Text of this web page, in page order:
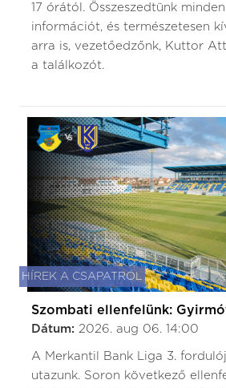
17 órától. Összeszedtünk
információt, és természetesen
arra is, vezetőedzőnk, Kuttor
a találkozót.
HÍREK A CSAPATRÓL
Szombati ellenfelünk:
Dátum: 2026. aug 06. 14:00
A Merkantil Bank Liga 3.
utazunk. Soron következő